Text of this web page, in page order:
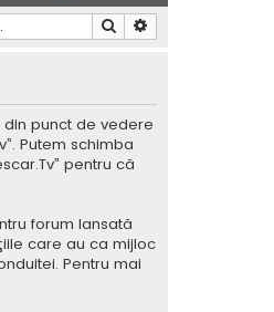
Căutare
din punct de vedere
Putem schimba
pentru că
forum lansată
care au ca mijloc
Pentru mai